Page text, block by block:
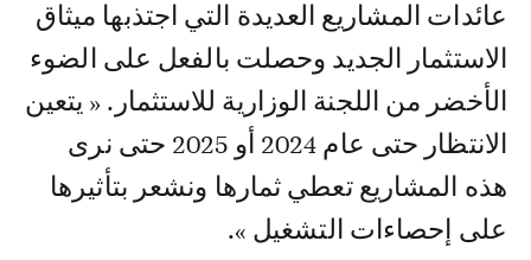
عائدات المشاريع العديدة التي اجتذبها ميثاق
الاستثمار الجديد وحصلت بالفعل على الضوء
الأخضر من اللجنة الوزارية للاستثمار. « يتعين
الانتظار حتى عام 2024 أو 2025 حتى نرى
هذه المشاريع تعطي ثمارها ونشعر بتأثيرها
على إحصاءات التشغيل ».